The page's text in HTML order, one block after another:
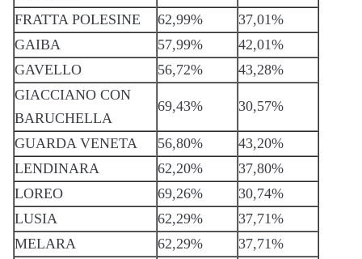
FRATTA POLESINE 62,99%
37,01%
GAIBA
57,99%
42,01%
GAVELLO
56,72%
43,28%
GIACCIANO CON
BARUCHELLA
69,43% 30,57%
GUARDA VENETA 56,80%
43,20%
LENDINARA
62,20%
37,80%
LOREO
69,26%
30,74%
LUSIA
62,29%
37,71%
MELARA
62,29%
37,71%